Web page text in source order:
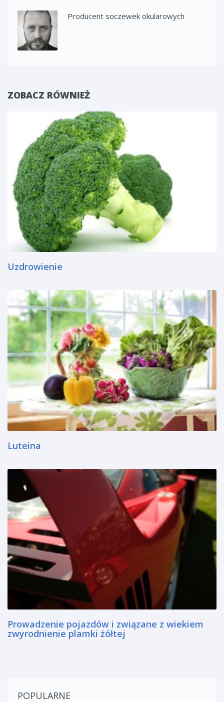
Producent soczewek okularowych
ZOBACZ RÓWNIEŻ
Uzdrowienie
Luteina
Prowadzenie pojazdów i związane z wiekiem
zwyrodnienie plamki żółtej
POPULARNE